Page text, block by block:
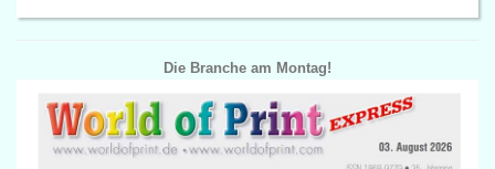
Die Branche am Montag!